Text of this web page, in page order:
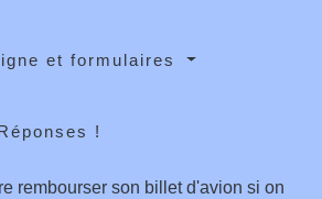
et formulaires
!
rembourser son billet d'avion si on